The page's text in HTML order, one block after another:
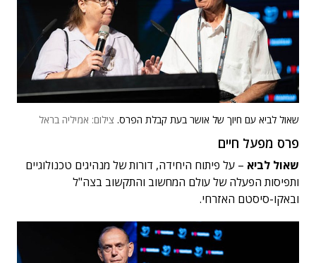
שאול לביא עם חיוך של אושר בעת קבלת הפרס. צילום: אמיליה בראל
פרס מפעל חיים
שאול לביא – על פיתוח היחידה, דורות של מנהיגים טכנולוגיים
ותפיסות הפעלה של עולם המחשוב והתקשוב בצה"ל
ובאקו-סיסטם האזרחי.